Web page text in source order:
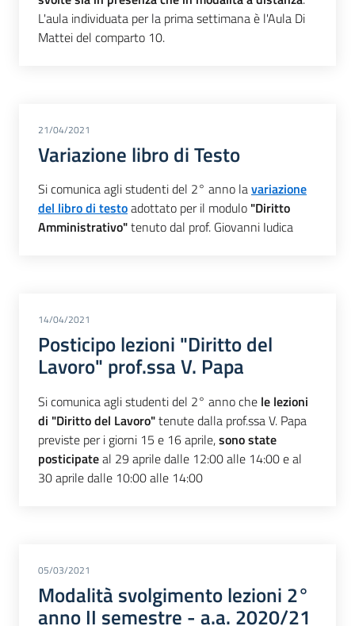
L'aula individuata per la prima settimana è l'Aula Di
Mattei del comparto 10.
21/04/2021
Variazione libro di Testo
Si comunica agli studenti del 2° anno lavariazione
del libro di testoadottato per il modulo "Diritto
Amministrativo"tenuto dal prof. Giovanni Iudica
14/04/2021
Posticipo lezioni "Diritto del
Lavoro" prof.ssa V. Papa
Si comunica agli studenti del 2° anno che le lezioni
di "Diritto del Lavoro"tenute dalla prof.ssa V. Papa
previste per i giorni 15 e 16 aprile,sono state
posticipateal 29 aprile dalle 12:00 alle 14:00 e al
30 aprile dalle 10:00 alle 14:00
05/03/2021
Modalità svolgimento lezioni 2°
anno II semestre - a.a. 2020/21